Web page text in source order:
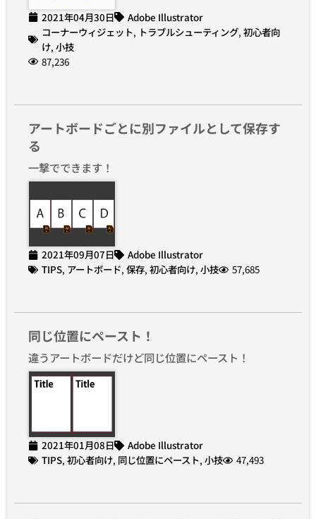
2021年04月30日
Adobe Illustrator
コーナーウィジェット, トラブルシューティング, 初心者向
け, 小技
87,236
アートボードごとに別ファイルとして保存す
る
一撃でできます！
2021年09月07日
Adobe Illustrator
TIPS, アートボード, 保存, 初心者向け, 小技 57,685
同じ位置にペースト！
違うアートボードだけど同じ位置にペースト！
2021年01月08日
Adobe Illustrator
TIPS, 初心者向け, 同じ位置にペースト, 小技 47,493